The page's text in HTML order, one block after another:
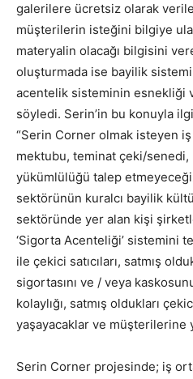
galerilere ücretsiz olarak
müşterilerin isteğini bilgiye
materyalin olacağı bilgisini
oluşturmada ise bayilik
acentelik sisteminin esnekliği
söyledi. Serin’in bu konuyla
“Serin Corner olmak isteyen
mektubu, teminat çeki/
yükümlülüğü talep
sektörünün kuralcı bayilik
sektöründe yer alan kişi
‘Sigorta Acenteliği’ sistemini
ile çekici satıcıları, satmış
sigortasını ve / veya
kolaylığı, satmış oldukları
yaşayacaklar ve müşterilerine
Serin Corner projesinde; iş